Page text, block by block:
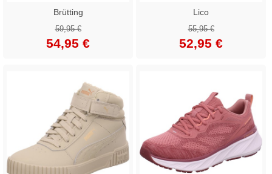
Brütting
59,95 €
54,95 €
Lico
55,95 €
52,95 €